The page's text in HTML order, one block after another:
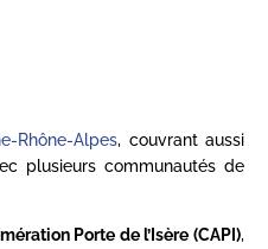
Rhône-Alpes, couvrant aussi
plusieurs communautés de
Porte de l’Isère (CAPI),